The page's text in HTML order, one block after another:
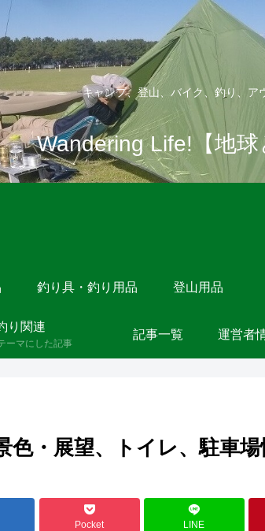
キャンプ、登山、バイク、釣り、ア
Wandering Life!【地
釣り具・釣り用品 登山用品
り関連
ーマにした記事
記事一覧 運営者
色・展望、トイレ、駐車
Pocket LINE